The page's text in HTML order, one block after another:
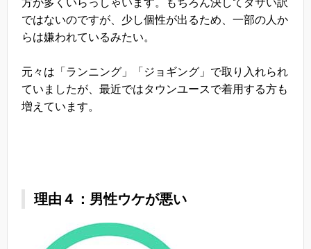
ではないのですが、少し個性が出るため、一部の人か
らは嫌われているみたい。
元々は「ランニング」「ジョギング」で取り入れられ
ていましたが、最近ではタウンユースで着用する方も
増えています。
理由４：男性ウケが悪い